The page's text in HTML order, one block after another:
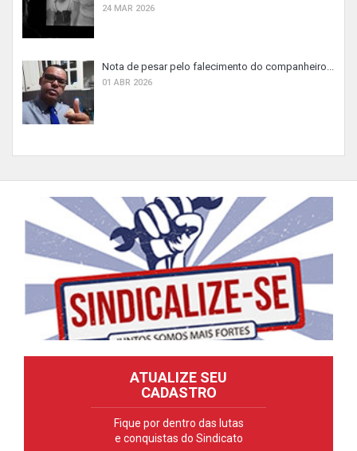
24 MAR 2026
Nota de pesar pelo falecimento do companheiro...
01 ABR 2026
ATUALIZE SEU
CADASTRO
Fique por dentro das lutas
e conquistas do Sindicato